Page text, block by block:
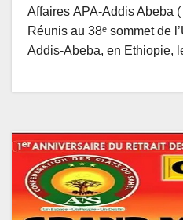
Affaires APA-Addis Abeba
Réunis au 38ᵉ sommet de
Addis-Abeba, en Ethiopie,